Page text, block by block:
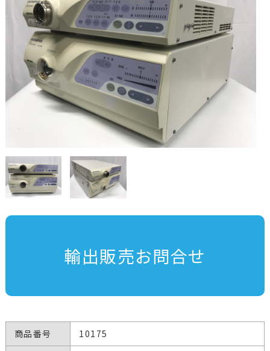
輸出販売お問合せ
商品番号
10175